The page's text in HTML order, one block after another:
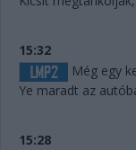
15:32
Még egy
Ye maradt az
15:28